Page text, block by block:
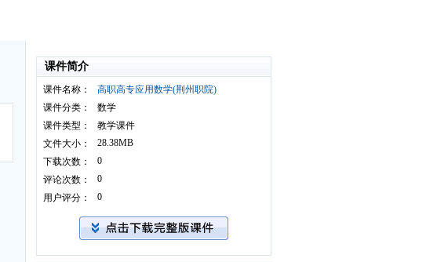
课件简介
课件名称：
高职高专应用数学(荆州职院)
课件分类：
数学
课件类型：
教学课件
文件大小：
28.38MB
下载次数：
0
评论次数：
0
用户评分：
0